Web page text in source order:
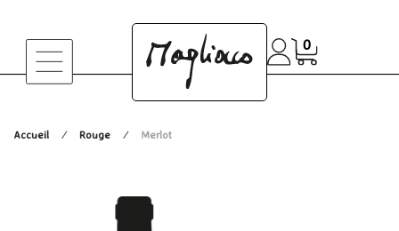
0
Accueil / Rouge / Merlot